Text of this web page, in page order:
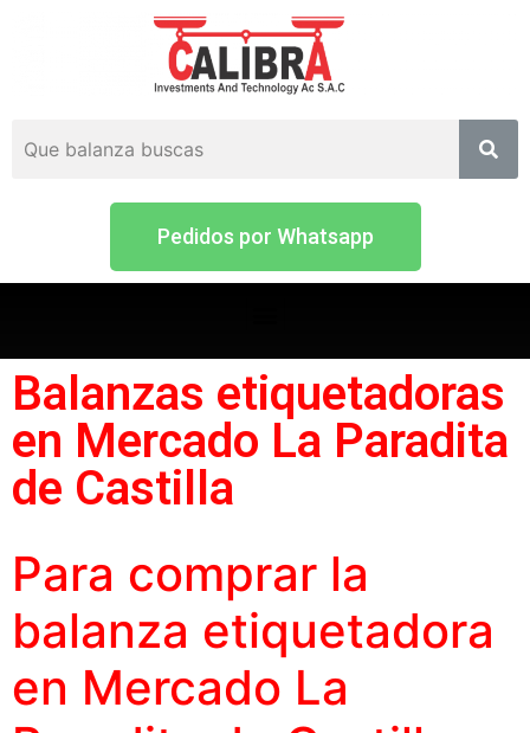
Pedidos por Whatsapp
Balanzas etiquetadoras
en Mercado La Paradita
de Castilla
Para comprar la
balanza etiquetadora
en Mercado La